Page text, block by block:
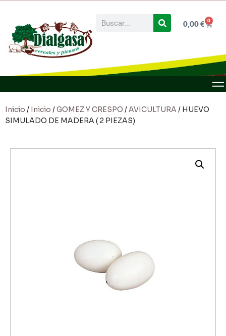
0,00€ 0
Inicio / Inicio /GOMEZ Y CRESPO /AVICULTURA / HUEVO
SIMULADO DE MADERA ( 2 PIEZAS)